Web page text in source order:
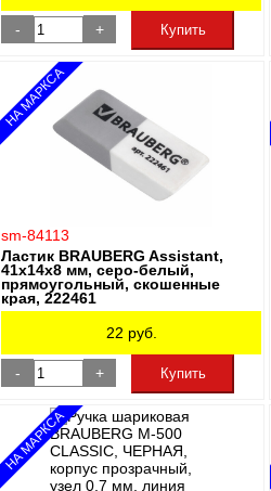
- + Купить
НА МАРКСА
sm-84113
Ластик BRAUBERG Assistant,
41х14х8 мм, серо-белый,
прямоугольный, скошенные
края, 222461
22 руб.
- + Купить
НА МАРКСА